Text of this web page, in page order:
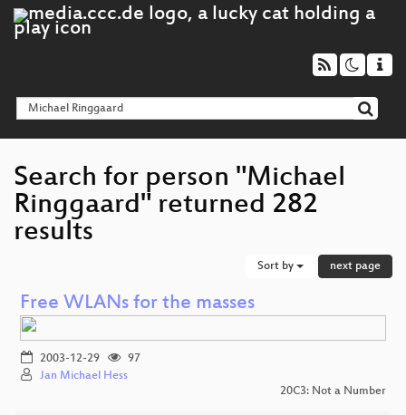
Search for person "Michael
Ringgaard" returned 282
results
Sort by next page
Free WLANs for the masses
2003-12-29
97
Jan Michael Hess
20C3: Not a Number